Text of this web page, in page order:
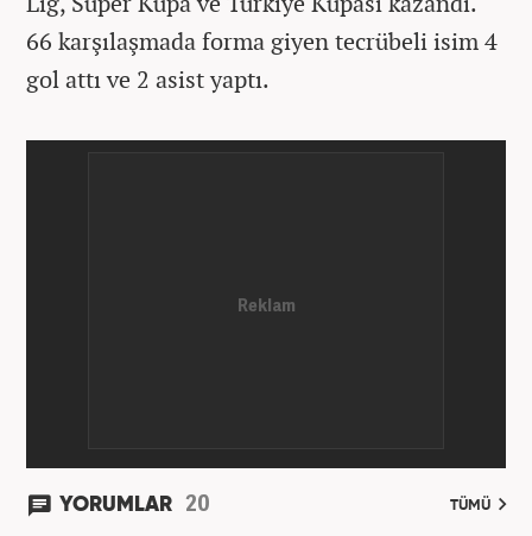
66 karşılaşmada forma giyen tecrübeli isim 4
gol attı ve 2 asist yaptı.
YORUMLAR 20 TÜMÜ